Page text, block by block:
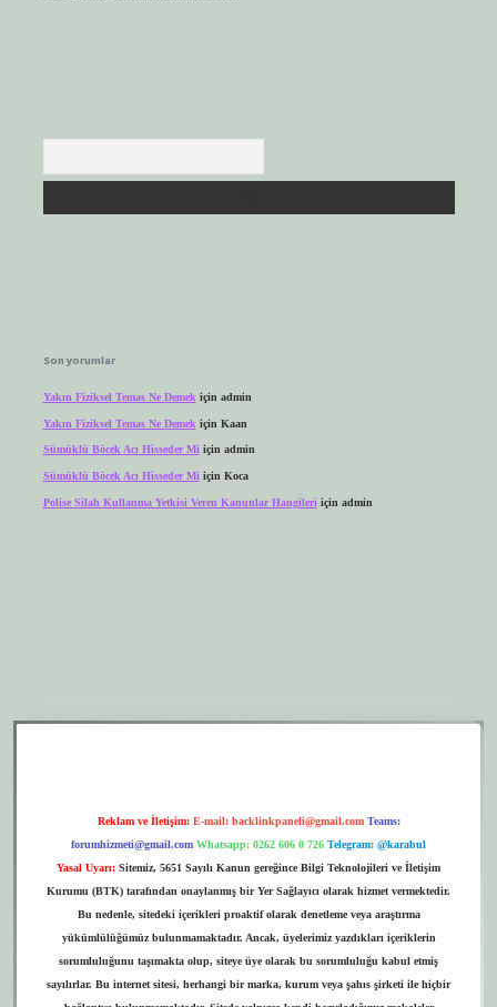
Son yorumlar
Yakın Fiziksel Temas Ne Demek için admin
Yakın Fiziksel Temas Ne Demek için Kaan
Sümüklü Böcek Acı Hisseder Miiçin admin
Sümüklü Böcek Acı Hisseder Mi için Koca
Polise Silah Kullanma Yetkisi Veren Kanunlar Hangileri için admin
Reklam ve İletişim: E-mail: backlinkpaneli@gmail.com Teams:
forumhizmeti@gmail.com Whatsapp: 0262 606 0 726 Telegram: @karabul
Yasal Uyarı: Sitemiz, 5651 Sayılı Kanun gereğince Bilgi Teknolojileri ve İletişim
Kurumu (BTK) tarafından onaylanmış bir Yer Sağlayıcı olarak hizmet vermektedir.
Bu nedenle, sitedeki içerikleri proaktif olarak denetleme veya araştırma
yükümlülüğümüz bulunmamaktadır. Ancak, üyelerimiz yazdıkları içeriklerin
sorumluluğunu taşımakta olup, siteye üye olarak bu sorumluluğu kabul etmiş
sayılırlar. Bu internet sitesi, herhangi bir marka, kurum veya şahıs şirketi ile hiçbir